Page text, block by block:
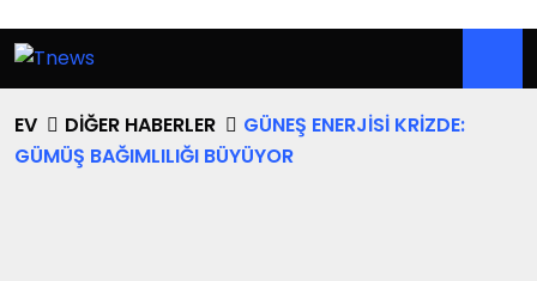
EV DIĞER HABERLER
GÜNEŞ ENERJISI KRIZDE:
GÜMÜŞ BAĞIMLILIĞI BÜYÜYOR